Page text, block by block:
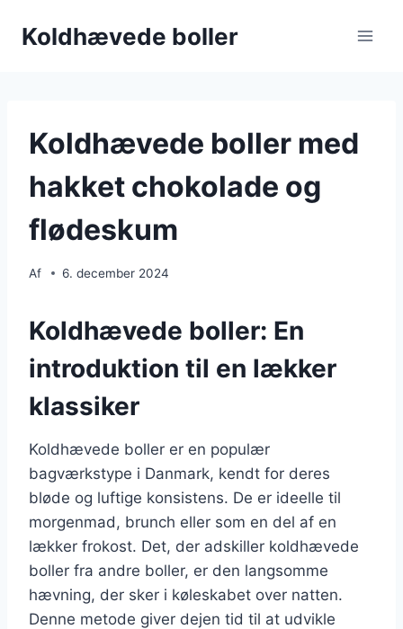
Koldhævede boller
Koldhævede boller med
hakket chokolade og
flødeskum
Af 6. december 2024
Koldhævede boller: En
introduktion til en lækker
klassiker
Koldhævede boller er en populær
bagværkstype i Danmark, kendt for deres
bløde og luftige konsistens. De er ideelle til
morgenmad, brunch eller som en del af en
lækker frokost. Det, der adskiller koldhævede
boller fra andre boller, er den langsomme
hævning, der sker i køleskabet over natten.
Denne metode giver dejen tid til at udvikle